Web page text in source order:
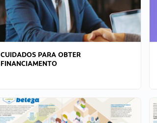
CUIDADOS PARA OBTER
FINANCIAMENTO